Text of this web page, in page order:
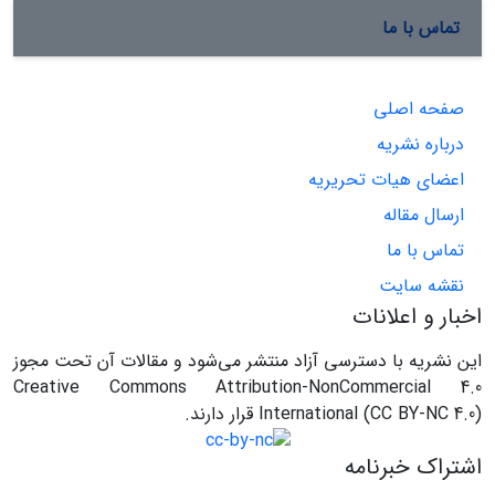
تماس با ما
صفحه اصلی
درباره نشریه
اعضای هیات تحریریه
ارسال مقاله
تماس با ما
نقشه سایت
اخبار و اعلانات
این نشریه با دسترسی آزاد منتشر می‌شود و مقالات آن تحت مجوز
Creative Commons Attribution-NonCommercial 4.0
International (CC BY-NC 4.0) قرار دارند.
اشتراک خبرنامه